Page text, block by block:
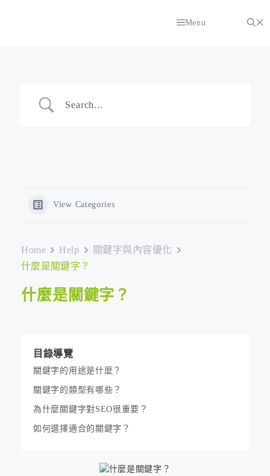
Menu
View Categories
Home Help
關鍵字與內容優化
什麼是關鍵字？
什麼是關鍵字？
目錄導覽
關鍵字的用途是什麼？
關鍵字的類型有哪些？
為什麼關鍵字對SEO很重要？
如何選擇適合的關鍵字？